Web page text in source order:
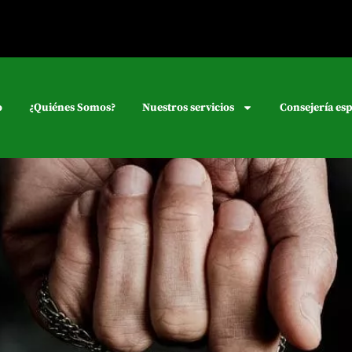
¿Quiénes Somos? Nuestros servicios Consejería